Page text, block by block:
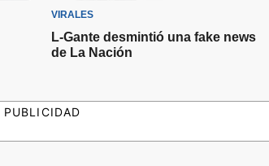
VIRALES
L-Gante desmintió una fake news
de La Nación
PUBLICIDAD